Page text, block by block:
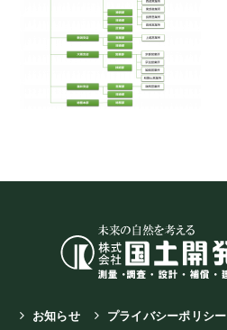
お知らせ プライバシーポリシー